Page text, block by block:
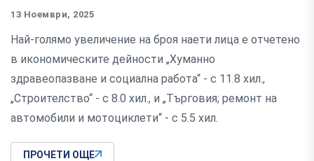
13 Ноември, 2025
Най-голямо увеличение на броя наети лица е отчетено
в икономическите дейности „Хуманно
здравеопазване и социална работа“ - с 11.8 хил.,
„Строителство“ - с 8.0 хил., и „Търговия; ремонт на
автомобили и мотоциклети“ - с 5.5 хил.
ПРОЧЕТИ ОЩЕ